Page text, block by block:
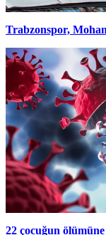
Trabzonspor,
22 çocuğun